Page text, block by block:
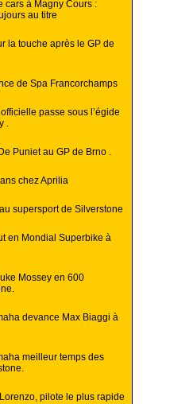
cars à Magny Cours :
au titre
la touche après le GP de
de Spa Francorchamps
passe sous l’égide
.
Puniet au GP de Brno .
chez Aprilia
supersport de Silverstone
en Mondial Superbike à
Mossey en 600
devance Max Biaggi à
meilleur temps des
pilote le plus rapide